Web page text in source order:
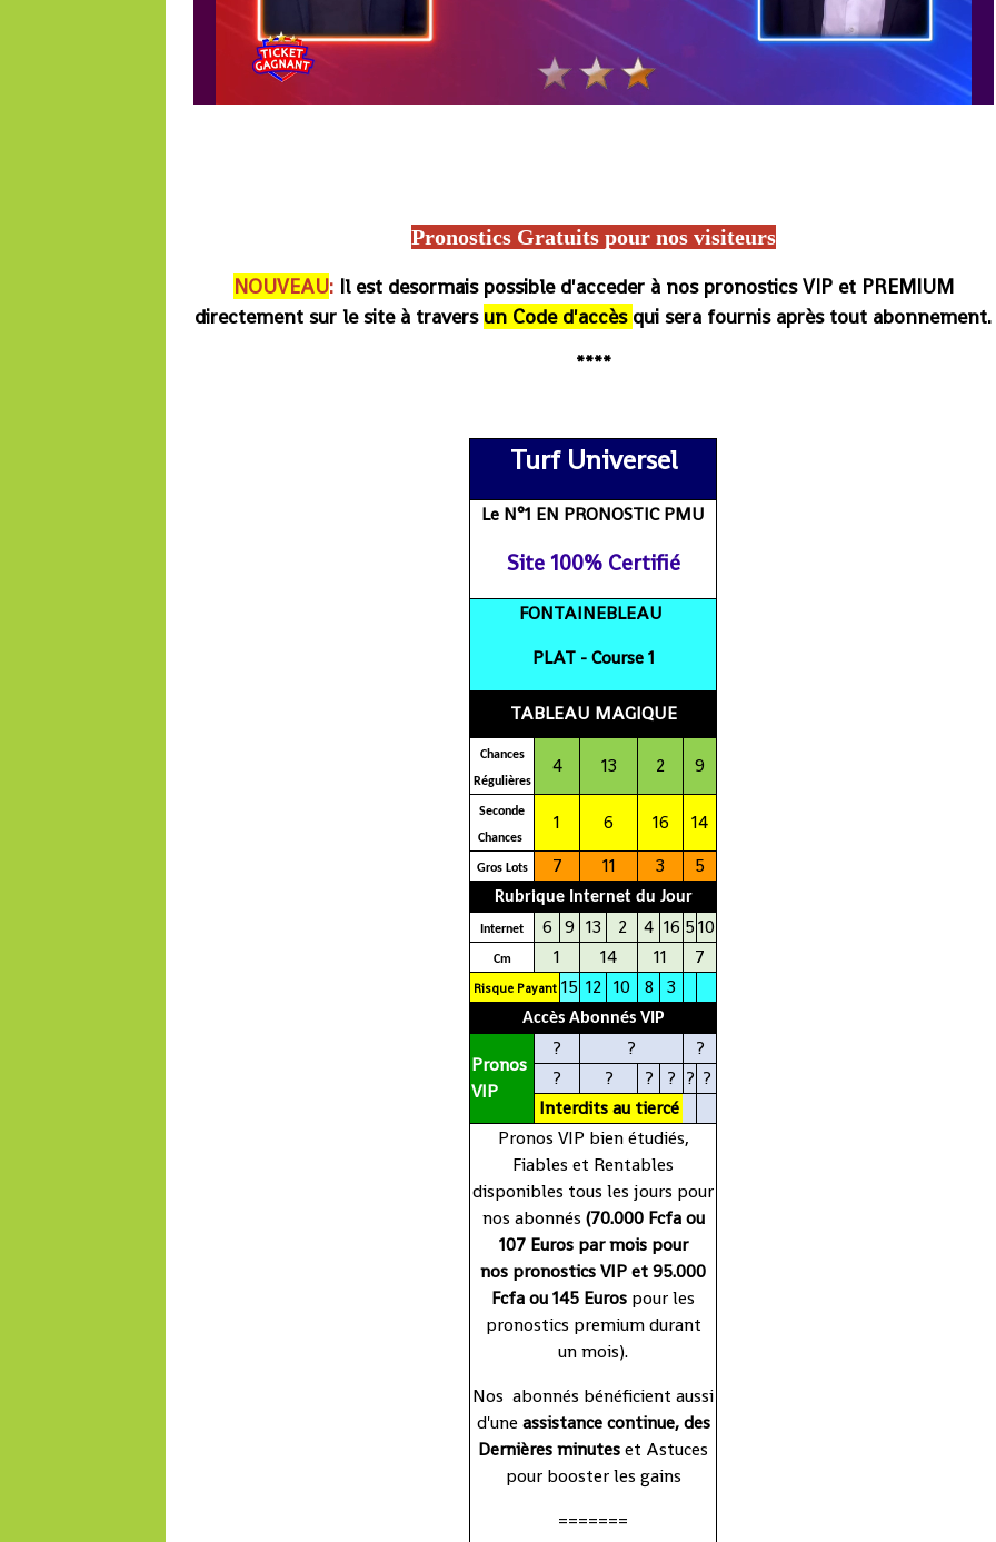
Pronostics Gratuitspour nos visiteurs
NOUVEAU: Il est desormais possible d'acceder à nos pronostics VIP et PREMIUM
directement sur le site à travers un Code d'accès qui sera fournis après tout abonnement.
****
Turf Universel
Le N°1 EN PRONOSTIC PMU
Site 100% Certifié
FONTAINEBLEAU
PLAT - Course 1
TABLEAU MAGIQUE
Chances
Régulières
4 13 2 9
Seconde
Chances
1 6 16 14
Gros Lots 7 11 3 5
Rubrique Internet du Jour
Internet 6 9 13 2 4 16 510
Cm 1 14 11 7
Risque Payant 15 12 10 8 3
Accès Abonnés VIP
Pronos
VIP
? ?
?
?
? ? ? ? ?
Interditsau tiercé
Pronos VIP bien étudiés,
Fiables et Rentables
disponibles tous les jours pour
nos abonnés (70.000 Fcfa ou
107 Euros par mois pour
nos pronostics VIP et 95.000
Fcfa ou 145 Euros pour les
pronostics premium durant
un mois).
Nos abonnés bénéficient aussi
d'uneassistance continue, des
Dernières minuteset Astuces
pour booster les gains
=======